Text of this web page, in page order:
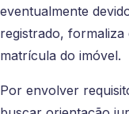
eventualmente
registrado, formaliza
matrícula do imóvel.
Por envolver